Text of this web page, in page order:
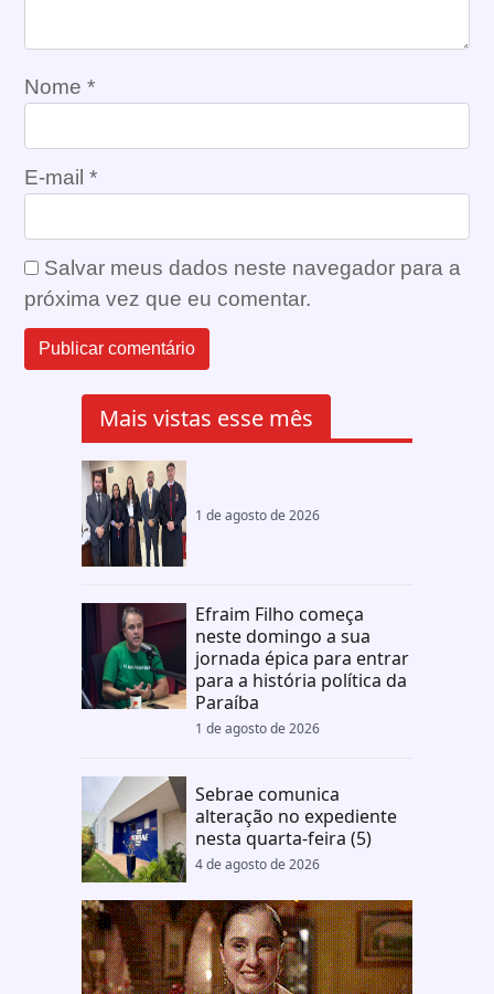
Nome *
E-mail *
Salvar meus dados neste navegador para a
próxima vez que eu comentar.
Mais vistas esse mês
1 de agosto de 2026
Efraim Filho começa
neste domingo a sua
jornada épica para entrar
para a história política da
Paraíba
1 de agosto de 2026
Sebrae comunica
alteração no expediente
nesta quarta-feira (5)
4 de agosto de 2026